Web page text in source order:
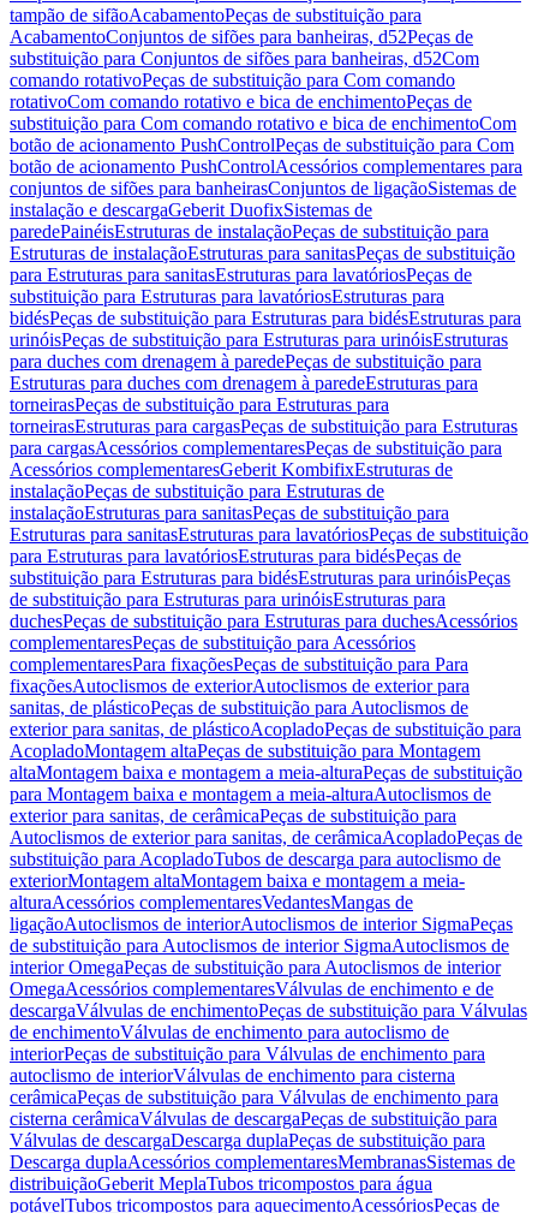
tampão de sifãoAcabamentoPeças de substituição para
AcabamentoConjuntos de sifões para banheiras, d52Peças de
substituição para Conjuntos de sifões para banheiras, d52Com
comando rotativoPeças de substituição para Com comando
rotativoCom comando rotativo e bica de enchimentoPeças de
substituição para Com comando rotativo e bica de enchimentoCom
botão de acionamento PushControlPeças de substituição para Com
botão de acionamento PushControlAcessórios complementares para
conjuntos de sifões para banheirasConjuntos de ligaçãoSistemas de
instalação e descargaGeberit DuofixSistemas de
paredePainéisEstruturas de instalaçãoPeças de substituição para
Estruturas de instalaçãoEstruturas para sanitasPeças de substituição
para Estruturas para sanitasEstruturas para lavatóriosPeças de
substituição para Estruturas para lavatóriosEstruturas para
bidésPeças de substituição para Estruturas para bidésEstruturas para
urinóisPeças de substituição para Estruturas para urinóisEstruturas
para duches com drenagem à paredePeças de substituição para
Estruturas para duches com drenagem à paredeEstruturas para
torneirasPeças de substituição para Estruturas para
torneirasEstruturas para cargasPeças de substituição para Estruturas
para cargasAcessórios complementaresPeças de substituição para
Acessórios complementaresGeberit KombifixEstruturas de
instalaçãoPeças de substituição para Estruturas de
instalaçãoEstruturas para sanitasPeças de substituição para
Estruturas para sanitasEstruturas para lavatóriosPeças de substituição
para Estruturas para lavatóriosEstruturas para bidésPeças de
substituição para Estruturas para bidésEstruturas para urinóisPeças
de substituição para Estruturas para urinóisEstruturas para
duchesPeças de substituição para Estruturas para duchesAcessórios
complementaresPeças de substituição para Acessórios
complementaresPara fixaçõesPeças de substituição para Para
fixaçõesAutoclismos de exteriorAutoclismos de exterior para
sanitas, de plásticoPeças de substituição para Autoclismos de
exterior para sanitas, de plásticoAcopladoPeças de substituição para
AcopladoMontagem altaPeças de substituição para Montagem
altaMontagem baixa e montagem a meia-alturaPeças de substituição
para Montagem baixa e montagem a meia-alturaAutoclismos de
exterior para sanitas, de cerâmicaPeças de substituição para
Autoclismos de exterior para sanitas, de cerâmicaAcopladoPeças de
substituição para AcopladoTubos de descarga para autoclismo de
exteriorMontagem altaMontagem baixa e montagem a meia-
alturaAcessórios complementaresVedantesMangas de
ligaçãoAutoclismos de interiorAutoclismos de interior SigmaPeças
de substituição para Autoclismos de interior SigmaAutoclismos de
interior OmegaPeças de substituição para Autoclismos de interior
OmegaAcessórios complementaresVálvulas de enchimento e de
descargaVálvulas de enchimentoPeças de substituição para Válvulas
de enchimentoVálvulas de enchimento para autoclismo de
interiorPeças de substituição para Válvulas de enchimento para
autoclismo de interiorVálvulas de enchimento para cisterna
cerâmicaPeças de substituição para Válvulas de enchimento para
cisterna cerâmicaVálvulas de descargaPeças de substituição para
Válvulas de descargaDescarga duplaPeças de substituição para
Descarga duplaAcessórios complementaresMembranasSistemas de
distribuiçãoGeberit MeplaTubos tricompostos para água
potávelTubos tricompostos para aquecimentoAcessóriosPeças de